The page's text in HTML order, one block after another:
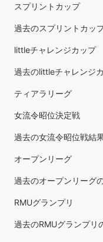
スプリントカップ
過去のスプリントカッ
littleチャレンジカップ
過去のlittleチャレンジ
ティアラリーグ
女流令昭位決定戦
過去の女流令昭位戦結
オープンリーグ
過去のオープンリーグ
RMUグランプリ
過去のRMUグランプリ